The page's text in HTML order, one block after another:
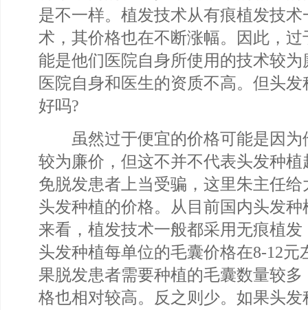
是不一样。植发技术从有痕植发技
术，其价格也在不断涨幅。因此，
能是他们医院自身所使用的技术较
医院自身和医生的资质不高。但头
好吗?
虽然过于便宜的价格可能是因为
较为廉价，但这不并不代表头发种
免脱发患者上当受骗，这里朱主任
头发种植的价格。从目前国内头发
来看，植发技术一般都采用无痕植
头发种植每单位的毛囊价格在8-12元
果脱发患者需要种植的毛囊数量较
格也相对较高。反之则少。如果头